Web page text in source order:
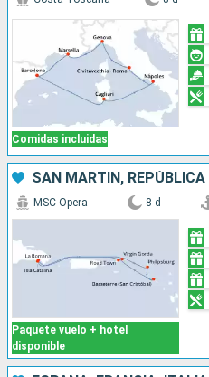
Comidas incluidas
Paquete vuelo + hotel
disponible
MSC Opera 8 d